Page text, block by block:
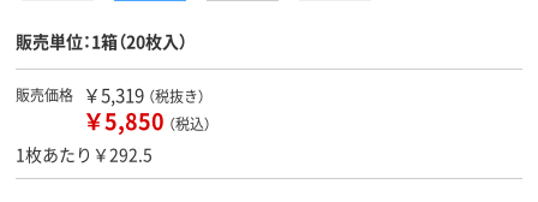
販売単位：1箱（20枚入）
販売価格 ￥5,319 （税抜き）
￥5,850 （税込）
1枚あたり￥292.5